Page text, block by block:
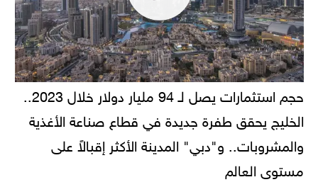
حجم استثمارات يصل لـ 94 مليار دولار خلال 2023..
الخليج يحقق طفرة جديدة في قطاع صناعة الأغذية
والمشروبات.. و"دبي" المدينة الأكثر إقبالاً على
مستوى العالم